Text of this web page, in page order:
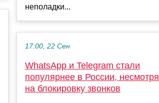
неполадки...
17:00, 22 Сен
WhatsApp и Telegram стали
популярнее в России, несмотря
на блокировку звонков